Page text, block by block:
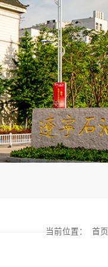
当前位置： 首页